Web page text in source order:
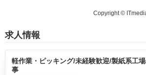
Copyright ©
求人情報
軽作業・ピッキング/未経験歓迎/製紙系工
事